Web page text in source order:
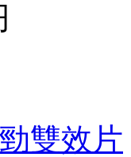
雙效片